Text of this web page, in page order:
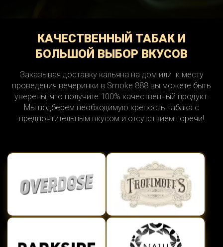
КАЧЕСТВЕННЫЙ ТАБАК И
БОЛЬШОЙ ВЫБОР ВКУСОВ
Заказывая доставку кальяна на дом или к месту
проведения вечеринки в Smoke 888 вы можете быть
уверены, что получите 100% качественный продукт.
Мы подберем необходимую крепость табака с
предпочтительным вкусом и отсутствием горечи!